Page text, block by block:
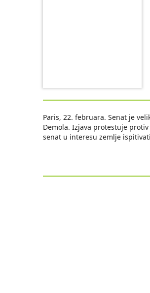
Paris, 22. februara. Senat je
Demola. Izjava protestuje
senat u interesu zemlje